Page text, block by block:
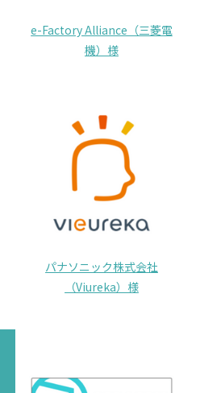
e-Factory Alliance（三菱電
機）様
パナソニック株式会社
（Viureka）様